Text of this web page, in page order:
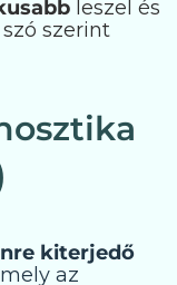
leszel és
szerint
kiterjedő
az